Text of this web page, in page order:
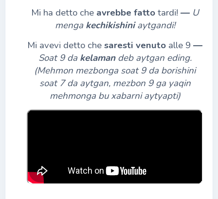
Mi ha detto che avrebbe fattotardi! ― U
menga kechikishiniaytgandi!
Mi avevi detto chesaresti venuto alle 9 ―
Soat 9 da kelamandeb aytgan eding.
(Mehmon mezbonga soat 9 da borishini
soat 7 da aytgan, mezbon 9 ga yaqin
mehmonga bu xabarni aytyapti)